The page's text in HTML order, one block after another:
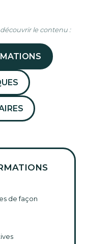
le contenu :
de façon